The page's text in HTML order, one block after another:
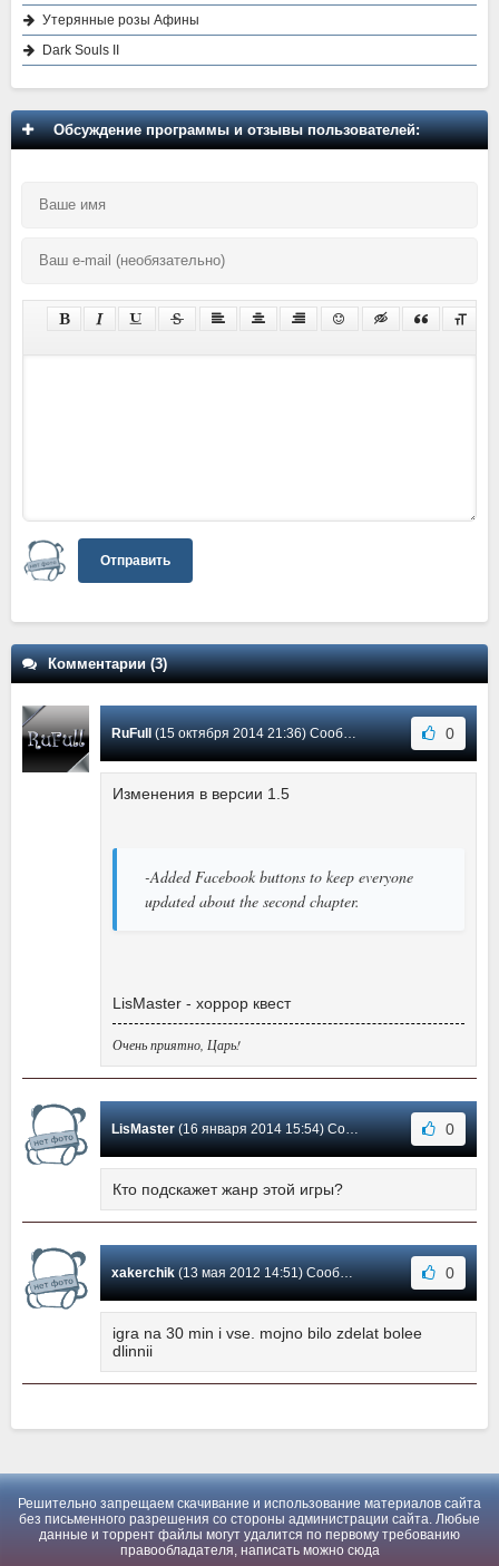
Утерянные розы Афины
Dark Souls II
Обсуждение программы и отзывы пользователей:
Отправить
Комментарии (3)
RuFull (15 октября 2014 21:36) Сообщение #3 0
Изменения в версии 1.5
-Added Facebook buttons to keep everyone
updated about the second chapter.
LisMaster - хоррор квест
Очень приятно, Царь!
LisMaster(16 января 2014 15:54) Сообщение #2 0
Кто подскажет жанр этой игры?
xakerchik(13 мая 2012 14:51) Сообщение #1 0
igra na 30 min i vse. mojno bilo zdelat bolee
dlinnii
Решительно запрещаем скачивание и использование материалов сайта
без письменного разрешения со стороны администрации сайта. Любые
данные и торрент файлы могут удалится по первому требованию
правообладателя, написать можно сюда